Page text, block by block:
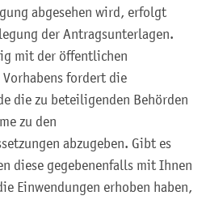
abgesehen wird, erfolgt
der Antragsunterlagen.
mit der öffentlichen
fordert die
die zu beteiligenden Behörden
zu den
abzugeben. Gibt es
diese gegebenenfalls mit Ihnen
Einwendungen erhoben haben,